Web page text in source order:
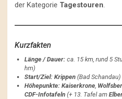
der Kategorie Tagestouren.
Kurzfakten
Länge / Dauer: ca. 15 km, rund 5
hm)
Start/Ziel: Krippen (Bad Schandau)
Höhepunkte: Kaiserkrone,
CDF-Infotafeln (+ 13. Tafel am